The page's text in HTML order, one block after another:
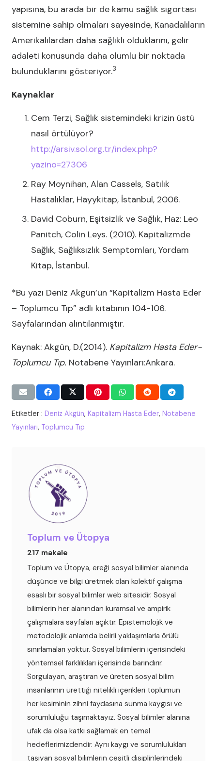
yapısına, bu arada bir de kamu sağlık sigortası
sistemine sahip olmaları sayesinde, Kanadalıların
Amerikalılardan daha sağlıklı olduklarını, gelir
adaleti konusunda daha olumlu bir noktada
bulunduklarını gösteriyor.3
Kaynaklar
Cem Terzi, Sağlık sistemindeki krizin üstü
nasıl örtülüyor?
http://arsiv.sol.org.tr/index.php?
yazino=27306
Ray Moynihan, Alan Cassels, Satılık
Hastalıklar, Hayykitap, İstanbul, 2006.
David Coburn, Eşitsizlik ve Sağlık, Haz: Leo
Panitch, Colin Leys. (2010). Kapitalizmde
Sağlık, Sağlıksızlık Semptomları, Yordam
Kitap, İstanbul.
*Bu yazı Deniz Akgün’ün “Kapitalizm Hasta Eder
– Toplumcu Tıp” adlı kitabının 104-106.
Sayfalarından alıntılanmıştır.
Kaynak: Akgün, D.(2014). Kapitalizm Hasta Eder-
Toplumcu Tıp. Notabene Yayınları:Ankara.
Etiketler : Deniz Akgün, Kapitalizm Hasta Eder, Notabene
Yayınları, Toplumcu Tıp
Toplum ve Ütopya
217 makale
Toplum ve Ütopya, ereği sosyal bilimler alanında
düşünce ve bilgi üretmek olan kolektif çalışma
esaslı bir sosyal bilimler web sitesidir. Sosyal
bilimlerin her alanından kuramsal ve ampirik
çalışmalara sayfaları açıktır. Epistemolojik ve
metodolojik anlamda belirli yaklaşımlarla örülü
sınırlamaları yoktur. Sosyal bilimlerin içerisindeki
yöntemsel farklılıkları içerisinde barındırır.
Sorgulayan, araştıran ve üreten sosyal bilim
insanlarının ürettiği nitelikli içerikleri toplumun
her kesiminin zihni faydasına sunma kaygısı ve
sorumluluğu taşımaktayız. Sosyal bilimler alanına
ufak da olsa katkı sağlamak en temel
hedeflerimizdendir. Aynı kaygı ve sorumlulukları
taşıyan sosyal bilimlerin çeşitli disiplinlerindeki